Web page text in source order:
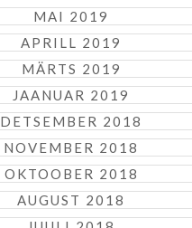
MAI 2019
APRILL 2019
MÄRTS 2019
JAANUAR 2019
DETSEMBER 2018
NOVEMBER 2018
OKTOOBER 2018
AUGUST 2018